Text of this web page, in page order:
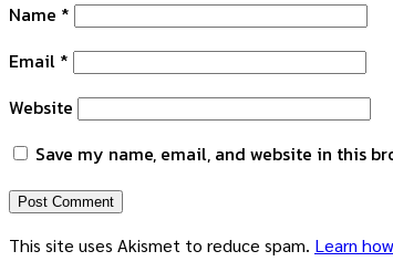
Name *
Email *
Website
Save my name, email, and website in this
This site uses Akismet to reduce spam. Learn